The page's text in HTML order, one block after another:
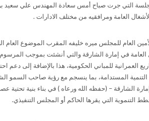
التي جرت صباح أمس سعادة المهندس علي سعيد
العامة ومرافقيه من مختلف الادارات .
العام للمجلس ميره خليفه المقرب الموضوع العام
العمرانية للمباني الحكومية، هذا بالإضافة إلى
التنمية المستدامة، بما ينسجم مع رؤية صاحب
الشارقة – (حفظه الله ورعاه ) في بناء بنية تحتية
التنموية التي يقرها الحاكم أو المجلس التنفيذي.